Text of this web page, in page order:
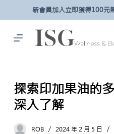
主
新會員加入立即獲得100元
探索印加果油的
深入了解
ROB 2024 年 2 月 5 日